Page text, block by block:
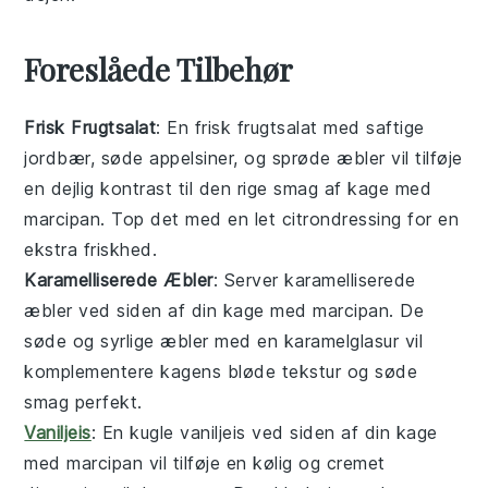
Foreslåede Tilbehør
Frisk Frugtsalat: En frisk frugtsalat medsaftige
jordbær, søde appelsiner, og sprøde æbler vil tilføje
en dejlig kontrast til den rige smag afkage med
marcipan. Top det med en let citrondressing for en
ekstra friskhed.
Karamelliserede Æbler: Serverkaramelliserede
æbler ved siden af din kage med marcipan. De
søde og syrlige æbler med en karamelglasur vil
komplementere kagens bløde tekstur ogsøde
smag perfekt.
Vaniljeis: En kuglevaniljeis ved siden af din kage
med marcipan vil tilføje enkølig og cremet